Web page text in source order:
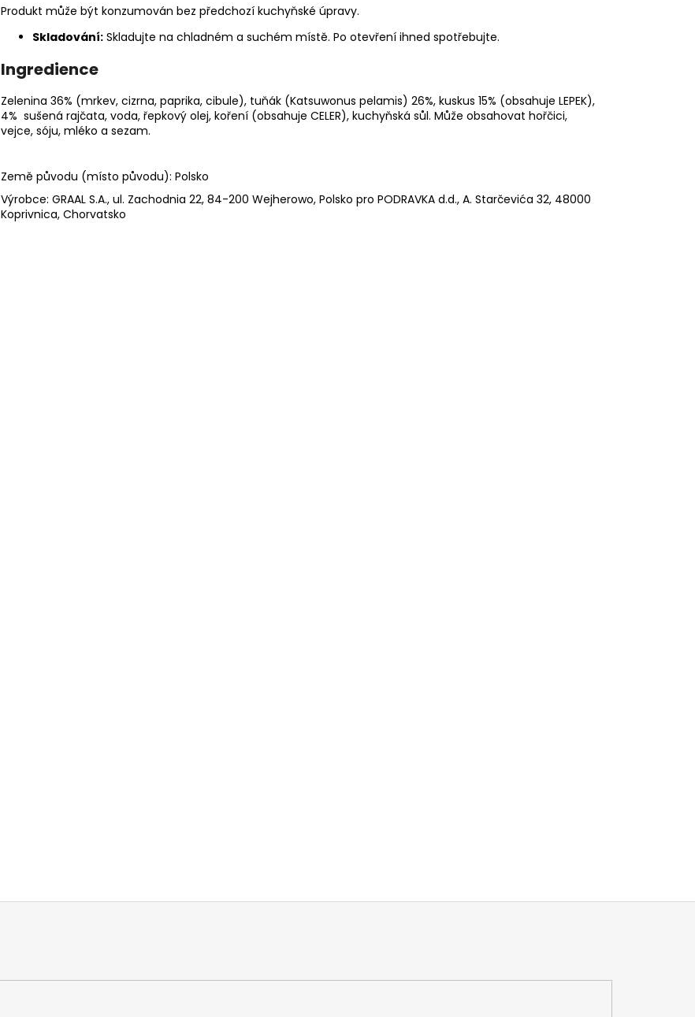
Produkt může být konzumován bez předchozí kuchyňské úpravy.
Skladování: Skladujte na chladném a suchém místě. Po otevření ihned spotřebujte.
Ingredience
Zelenina 36% (mrkev, cizrna, paprika, cibule), tuňák (Katsuwonus pelamis) 26%, kuskus 15% (obsahuje LEPEK),
4% sušená rajčata, voda, řepkový olej, koření (obsahuje CELER), kuchyňská sůl. Může obsahovat hořčici,
vejce, sóju, mléko a sezam.
Země původu (místo původu): Polsko
Výrobce: GRAAL S.A., ul. Zachodnia 22, 84-200 Wejherowo, Polsko pro PODRAVKA d.d., A. Starčevića 32, 48000
Koprivnica, Chorvatsko